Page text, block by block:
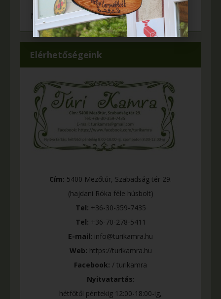
Napelem került az Adamcsik tanyára
Elérhetőségeink
Cím: 5400 Mezőtúr, Szabadság tér 29.
(hajdani Róka féle húsbolt)
Tel: +36-30-359-7435
Tel: +36-70-278-5411
E-mail: info@turikamra.hu
Web: https://turikamra.hu
Facebook: / turikamra
Nyitvatartás:
hétfőtől péntekig 12:00-18:00-ig,